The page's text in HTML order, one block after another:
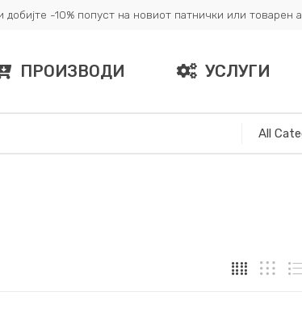
-10% попуст на новиот патнички или товарен
ПРОИЗВОДИ УСЛУГИ